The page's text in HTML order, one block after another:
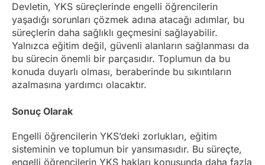
Devletin, YKS süreçlerinde engelli öğrencilerin
yaşadığı sorunları çözmek adına atacağı adımlar, bu
süreçlerin daha sağlıklı geçmesini sağlayabilir.
Yalnızca eğitim değil, güvenli alanların sağlanması da
bu sürecin önemli bir parçasıdır. Toplumun da bu
konuda duyarlı olması, beraberinde bu sıkıntıların
azalmasına yardımcı olacaktır.
Sonuç Olarak
Engelli öğrencilerin YKS’deki zorlukları, eğitim
sisteminin ve toplumun bir yansımasıdır. Bu süreçte,
engelli öğrencilerin YKS hakları konusunda daha fazla